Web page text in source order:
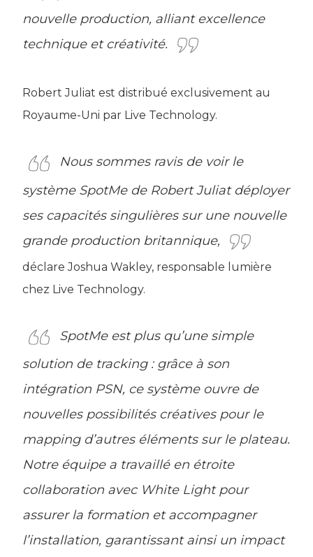
nouvelle production, alliant excellence
technique et créativité.
Robert Juliat est distribué exclusivement au
Royaume-Uni par Live Technology.
Nous sommes ravis de voir le
système SpotMe de Robert Juliat déployer
ses capacités singulières sur une nouvelle
grande production britannique,
déclare Joshua Wakley, responsable lumière
chez Live Technology.
SpotMe est plus qu’une simple
solution de tracking : grâce à son
intégration PSN, ce système ouvre de
nouvelles possibilités créatives pour le
mapping d’autres éléments sur le plateau.
Notre équipe a travaillé en étroite
collaboration avec White Light pour
assurer la formation et accompagner
l’installation, garantissant ainsi un impact